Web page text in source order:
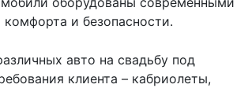
и безопасности.
авто на свадьбу под
клиента – кабриолеты,